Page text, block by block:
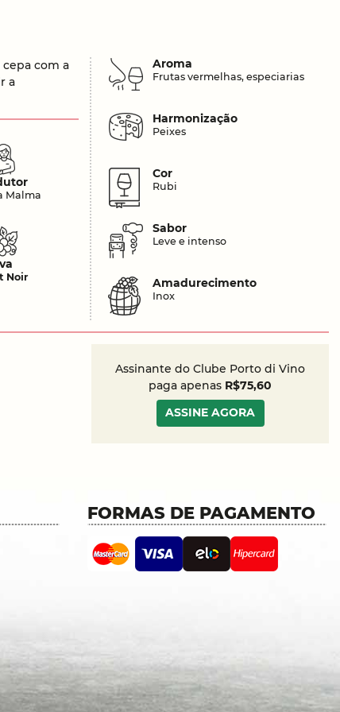
com a
a
Malma
Noir
Aroma
Frutas vermelhas, especiarias
Harmonização
Peixes
Cor
Rubi
Sabor
Leve e intenso
Amadurecimento
Inox
Assinante do Clube Porto di Vino
paga apenas R$75,60
ASSINE AGORA
FORMAS DE PAGAMENTO